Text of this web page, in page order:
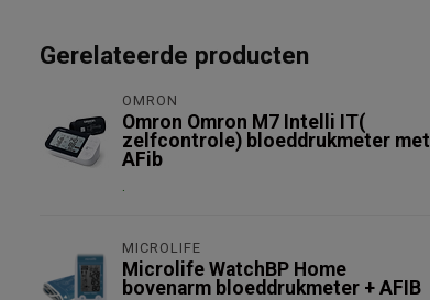
Gerelateerde producten
OMRON
Omron Omron M7 Intelli IT(
zelfcontrole) bloeddrukmeter met
AFib
.
MICROLIFE
Microlife WatchBP Home
bovenarm bloeddrukmeter + AFIB